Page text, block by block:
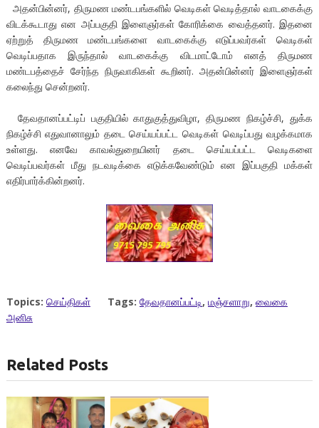
அதன்பின்னர், திருமண மண்டபங்களில் வெடிகள் வெடித்தால் வாடகைக்கு
விடக்கூடாது என அப்பகுதி இளைஞர்கள் கோரிக்கை வைத்தனர். இதனை
ஏற்றுத் திருமண மண்டபங்களை வாடகைக்கு எடுப்பவர்கள் வெடிகள்
வெடிப்பதாக இருந்தால் வாடகைக்கு விடமாட்டோம் எனத் திருமண
மண்டபத்தைச் சேர்ந்த நிருவாகிகள் கூறினர். அதன்பின்னர் இளைஞர்கள்
கலைந்து சென்றனர்.
தேவதானப்பட்டிப் பகுதியில் காதுகுத்துவிழா, திருமண நிகழ்ச்சி, துக்க
நிகழ்ச்சி எதுவானாலும் தடை செய்யப்பட்ட வெடிகள் வெடிப்பது வழக்கமாக
உள்ளது. எனவே காவல்துறையினர் தடை செய்யப்பட்ட வெடிகளை
வெடிப்பவர்கள் மீது நடவடிக்கை எடுக்கவேண்டும் என இப்பகுதி மக்கள்
எதிர்பார்க்கின்றனர்.
Topics: செய்திகள் Tags: தேவதானப்பட்டி, மஞ்சளாறு, வைகை
அனிசு
Related Posts